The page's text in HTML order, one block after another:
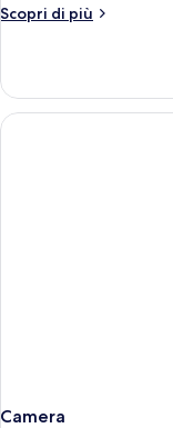
Scopri di più
Altri
Camera